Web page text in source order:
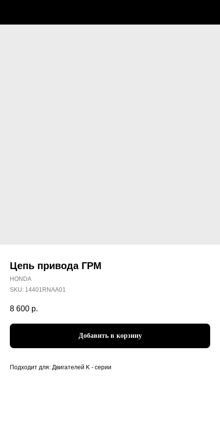
Цепь пpивода ГРМ
HONDA
SKU: 14401RNAA01
8 600 р.
Добавить в корзину
Подходит для: Двигателей K - серии